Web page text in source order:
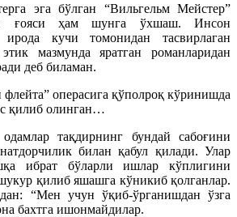
эга бўлган “Вильгельм Мейстер”
ғояси ҳам шунга ўхшаш. Инсон
ирода кучи томонидан тасвирлаган
мазмунда яратган романларидан
деб биламан.
операсига қўполроқ кўринишда
қилиб олинган…
тақдирнинг бундай сабоғини
билан қабул қилади. Улар
ибрат бўларли ишлар кўплигини
қилиб яшашга кўникиб қолганлар.
“Мен учун ўқиб-ўрганишдан ўзга
бахтга ишонмайдилар.